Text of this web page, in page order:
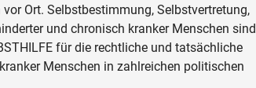
Ort. Selbstbestimmung, Selbstvertretung,
und chronisch kranker Menschen sind
für die rechtliche und tatsächliche
Menschen in zahlreichen politischen